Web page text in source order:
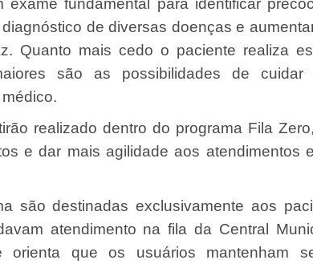
exame fundamental para identificar
de diversas doenças e
Quanto mais cedo o paciente realiza
são as possibilidades de
realizado dentro do programa Fila
e dar mais agilidade aos atendimentos
são destinadas exclusivamente aos
atendimento na fila da Central
orienta que os usuários mantenham